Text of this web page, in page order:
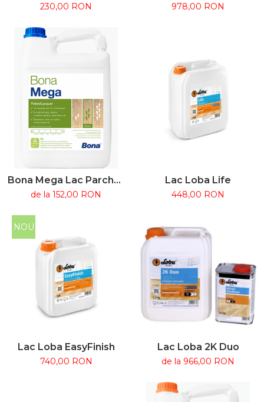
Ulei de întreținere
pentru terase WPC și
lemn tratat cu ulei
230,00 RON lac cu auto-reticulare 2K
978,00 RON
Bona Mega Lac Parchet
Monocomponent pe
bază de apă, 1L / 5L
de la 152,00 RON
Lac Loba Life
448,00 RON
NOU
Lac Loba EasyFinish
740,00 RON
Lac Loba 2K Duo
de la 966,00 RON